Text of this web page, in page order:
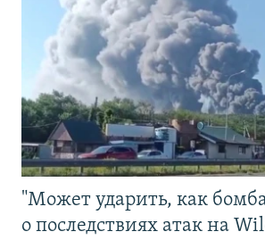
"Может ударить, как
о последствиях атак на